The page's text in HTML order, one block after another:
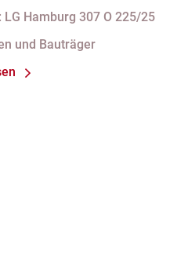
LG Hamburg 307 O 225/25
und Bauträger